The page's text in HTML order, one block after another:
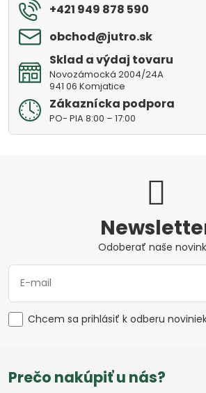
+421 949 878 590
obchod​@jutro​.sk
Sklad a výdaj tovaru
Novozámocká 2004/24A
941 06 Komjatice
Zákaznícka podpora
PO- PIA 8:00 – 17:00
Odoberať naše
Chcem sa prihlásiť k odberu
Prečo nakúpiť u nás?